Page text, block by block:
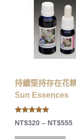
持續堅持存在花精
Sun Essences
5.00
out of 5
NT$320 – NT$555